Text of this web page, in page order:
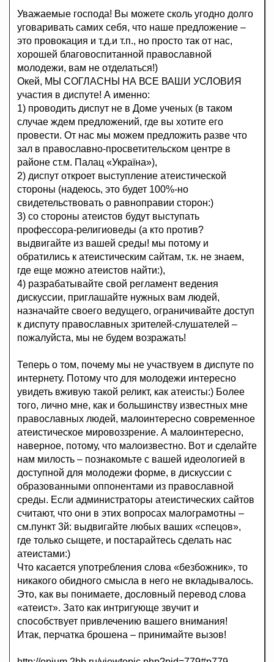
Уважаемые господа! Вы можете сколь угодно долго
уговаривать самих себя, что наше предложение –
это провокация и т.д.и т.п., но просто так от нас,
хорошей благовоспитанной православной
молодежи, вам не отделаться!)
Окей, МЫ СОГЛАСНЫ НА ВСЕ ВАШИ УСЛОВИЯ
участия в диспуте! А именно:
1) проводить диспут не в Доме ученых (в таком
случае ждем предложений, где вы хотите его
провести. От нас мы можем предложить разве что
зал в православно-просветительском центре в
районе ст.м. Палац «Україна»),
2) диспут откроет выступление атеистической
стороны (надеюсь, это будет 100%-но
свидетельствовать о равноправии сторон:)
3) со стороны атеистов будут выступать
профессора-религиоведы (а кто против?
выдвигайте из вашей среды! мы потому и
обратились к атеистическим сайтам, т.к. не знаем,
где еще можно атеистов найти:),
4) разрабатывайте свой регламент ведения
дискуссии, приглашайте нужных вам людей,
назначайте своего ведущего, ограничивайте доступ
к диспуту православных зрителей-слушателей –
пожалуйста, мы не будем возражать!
Теперь о том, почему мы не участвуем в диспуте по
интернету. Потому что для молодежи интересно
увидеть вживую такой реликт, как атеисты:) Более
того, лично мне, как и большинству известных мне
православных людей, малоинтересно современное
атеистическое мировоззрение. А малоинтересно,
наверное, потому, что малоизвестно. Вот и сделайте
нам милость – познакомьте с вашей идеологией в
доступной для молодежи форме, в дискуссии с
образованными оппонентами из православной
среды. Если администраторы атеистических сайтов
считают, что они в этих вопросах малограмотны –
см.пункт 3й: выдвигайте любых ваших «спецов»,
где только сыщете, и постарайтесь сделать нас
атеистами:)
Что касается употребления слова «безбожник», то
никакого обидного смысла в него не вкладывалось.
Это, как вы понимаете, дословный перевод слова
«атеист». Зато как интригующе звучит и
способствует привлечению вашего внимания!
Итак, перчатка брошена – принимайте вызов!